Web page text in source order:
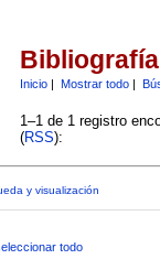
Inicio| Mostrar todo|
1–1 de 1 registro
(RSS):
y visualización
todo